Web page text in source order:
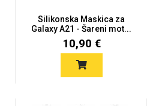
Silikonska Maskica za
Galaxy A21 - Šareni mot...
10,90 €